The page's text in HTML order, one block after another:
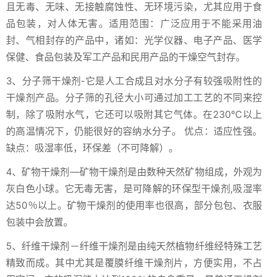
且无毒、无味、无接触腐蚀性、无环境污染，尤其应用于食
品包装，对人体无害。适用范围：广泛应用于不能采用油
封、气相封存的产品中，诸如：光学仪器、电子产品、医学
保健、食品包装及军工产品和民用产品的干燥空气封存。
3、分子筛干燥剂-它是人工合成且对水分子有较强吸附性的
干燥剂产品。分子筛的孔径大小可通过加工工艺的不同来控
制，除了吸附水气，它还可以吸附其它气体。在230℃以上
的高温情况下，仍能很好的容纳水分子。 优点：适应性强。
缺点：吸湿率低，环保差（不可降解）。
4、矿物干燥剂—矿物干燥剂是由数种天然矿物组成，外观为
灰白色小球。它无毒无害，是可降解的环保型干燥剂,吸湿率
达50％以上。矿物干燥剂的使用率也很高，部分包包、衣服
包装中会放置。
5、纤维干燥剂－纤维干燥剂是由纯天然植物纤维经特殊工艺
精致而成。其中尤其是覆膜纤维干燥剂片，方便实用，不占